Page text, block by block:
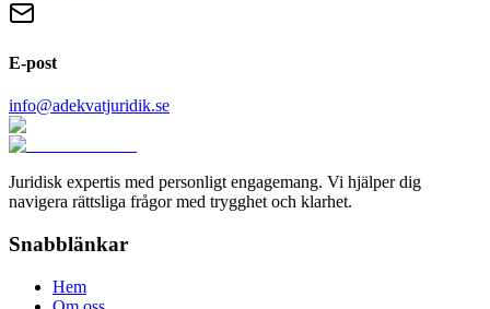
E-post
info@adekvatjuridik.se
Juridisk expertis med personligt engagemang. Vi hjälper dig
navigera rättsliga frågor med trygghet och klarhet.
Snabblänkar
Hem